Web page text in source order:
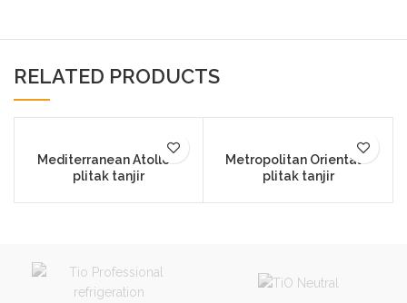
RELATED PRODUCTS
Mediterranean Atollo –
plitak tanjir
Metropolitan Oriental –
plitak tanjir